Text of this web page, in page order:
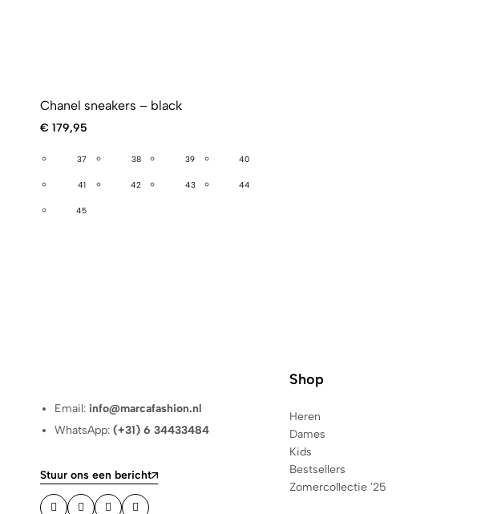
Chanel sneakers – black
€ 179,95
37 38 39 40
41 42 43 44
45
Email: info@marcafashion.nl
WhatsApp:(+31) 6 34433484
Stuur ons een bericht
Shop
Heren
Dames
Kids
Bestsellers
Zomercollectie '25